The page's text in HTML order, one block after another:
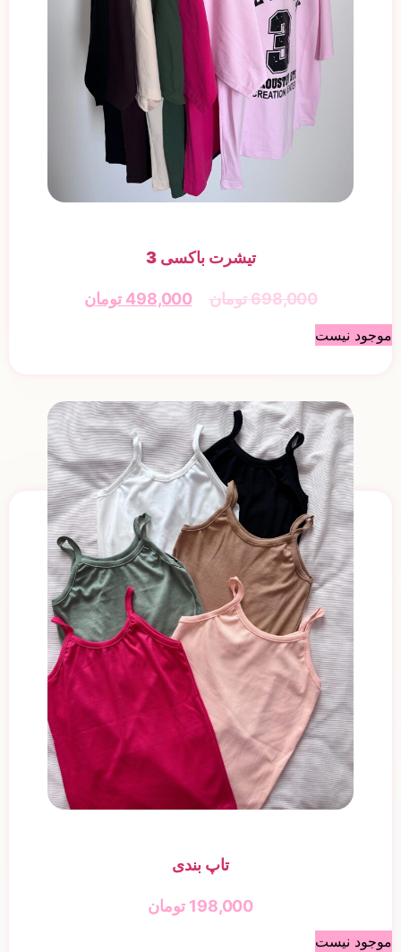
تیشرت باکسی 3
698,000تومان 498,000 تومان
موجود نیست
تاپ بندی
198,000 تومان
موجود نیست